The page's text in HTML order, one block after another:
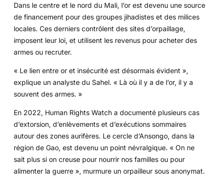
Dans le centre et le nord du Mali, l’or est devenu une source
de financement pour des groupes jihadistes et des milices
locales. Ces derniers contrôlent des sites d’orpaillage,
imposent leur loi, et utilisent les revenus pour acheter des
armes ou recruter.
« Le lien entre or et insécurité est désormais évident »,
explique un analyste du Sahel. « Là où il y a de l’or, il y a
souvent des armes. »
En 2022, Human Rights Watch a documenté plusieurs cas
d’extorsion, d’enlèvements et d’exécutions sommaires
autour des zones aurifères. Le cercle d’Ansongo, dans la
région de Gao, est devenu un point névralgique. « On ne
sait plus si on creuse pour nourrir nos familles ou pour
alimenter la guerre », murmure un orpailleur sous anonymat.